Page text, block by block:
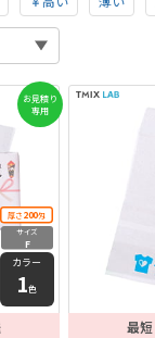
お見積り
専用
厚さ200匁
サイズ
F
カラー
1色
最短